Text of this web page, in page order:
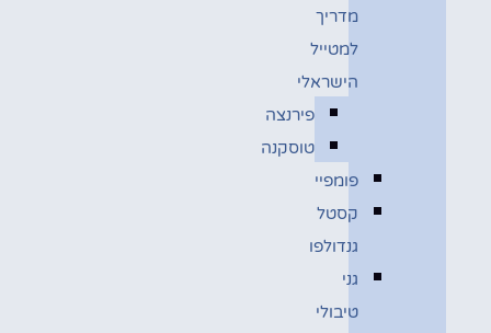
מדריך
למטייל
הישראלי
פירנצה
טוסקנה
פומפיי
קסטל
גנדולפו
גני
טיבולי